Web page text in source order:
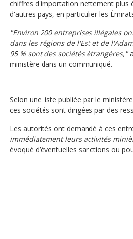
chiffres d'importation nettement plus
d'autres pays, en particulier les
"Environ 200 entreprises illégales
dans les régions de l'Est et de
95 % sont des sociétés étrangères,"
ministère dans un communiqué.
Selon une liste publiée par le
ces sociétés sont dirigées par des
Les autorités ont demandé à ces
immédiatement leurs activités
évoqué d’éventuelles sanctions ou